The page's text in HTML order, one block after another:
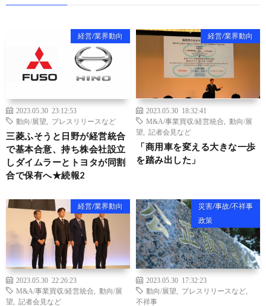
経営/業界動向
2023.05.30 23:12:53
動向/展望
プレスリリースなど
三菱ふそうと日野が経営統合
で基本合意、持ち株会社設立
しダイムラーとトヨタが同割
合で保有へ★続報2
経営/業界動向
2023.05.30 18:32:41
M&A/事業買収/経営統合
動向/展
望
記者会見など
「商用車を変える大きな一歩
を踏み出した」
経営/業界動向
2023.05.30 22:26:23
M&A/事業買収/経営統合
動向/展
望
記者会見など
災害/事故/不祥事
政策
2023.05.30 17:32:23
動向/展望
プレスリリースなど
不祥事